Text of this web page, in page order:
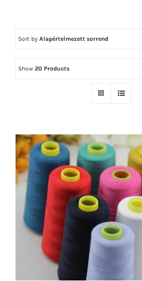
Sort by Alapértelmezett sorrend
Show 20 Products